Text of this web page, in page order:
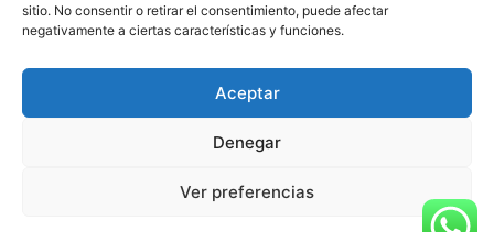
sitio. No consentir o retirar el consentimiento, puede afectar
negativamente a ciertas características y funciones.
Aceptar
Denegar
Ver preferencias
DESPACHO MIEMBRO DE
INTERNATIONAL LAWYERS NETWORK